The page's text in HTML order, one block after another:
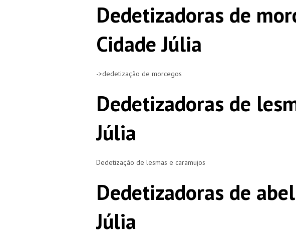
Dedetizadoras de
Cidade Júlia
->dedetização de morcegos
Dedetizadoras de
Júlia
Dedetização de lesmas e caramujos
Dedetizadoras de
Júlia